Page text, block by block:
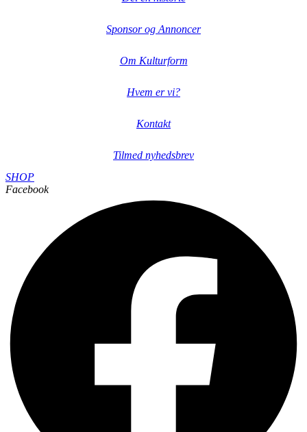
Sponsor og Annoncer
Om Kulturform
Hvem er vi?
Kontakt
Tilmed nyhedsbrev
SHOP
Facebook